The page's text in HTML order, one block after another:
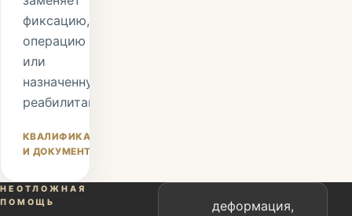
фиксацию,
операцию
или
назначенную
реабилитацию.
КВАЛИФИКАЦИЯ
И ДОКУМЕНТЫ
НЕОТЛОЖНАЯ
ПОМОЩЬ
деформация,